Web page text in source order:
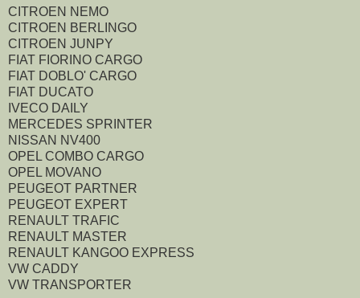
CITROEN NEMO
CITROEN BERLINGO
CITROEN JUNPY
FIAT FIORINO CARGO
FIAT DOBLO' CARGO
FIAT DUCATO
IVECO DAILY
MERCEDES SPRINTER
NISSAN NV400
OPEL COMBO CARGO
OPEL MOVANO
PEUGEOT PARTNER
PEUGEOT EXPERT
RENAULT TRAFIC
RENAULT MASTER
RENAULT KANGOO EXPRESS
VW CADDY
VW TRANSPORTER